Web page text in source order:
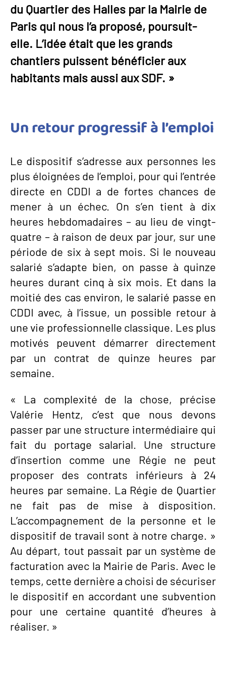
du Quartier des Halles par la Mairie de
Paris qui nous l’a proposé, poursuit-
elle. L’idée était que les grands
chantiers puissent bénéficier aux
habitants mais aussi aux SDF. »
Un retour progressif à l’emploi
Le dispositif s’adresse aux personnes les
plus éloignées de l’emploi, pour qui l’entrée
directe en CDDI a de fortes chances de
mener à un échec. On s’en tient à dix
heures hebdomadaires – au lieu de vingt-
quatre – à raison de deux par jour, sur une
période de six à sept mois. Si le nouveau
salarié s’adapte bien, on passe à quinze
heures durant cinq à six mois. Et dans la
moitié des cas environ, le salarié passe en
CDDI avec, à l’issue, un possible retour à
une vie professionnelle classique. Les plus
motivés peuvent démarrer directement
par un contrat de quinze heures par
semaine.
« La complexité de la chose, précise
Valérie Hentz, c’est que nous devons
passer par une structure intermédiaire qui
fait du portage salarial. Une structure
d’insertion comme une Régie ne peut
proposer des contrats inférieurs à 24
heures par semaine. La Régie de Quartier
ne fait pas de mise à disposition.
L’accompagnement de la personne et le
dispositif de travail sont à notre charge. »
Au départ, tout passait par un système de
facturation avec la Mairie de Paris. Avec le
temps, cette dernière a choisi de sécuriser
le dispositif en accordant une subvention
pour une certaine quantité d’heures à
réaliser. »